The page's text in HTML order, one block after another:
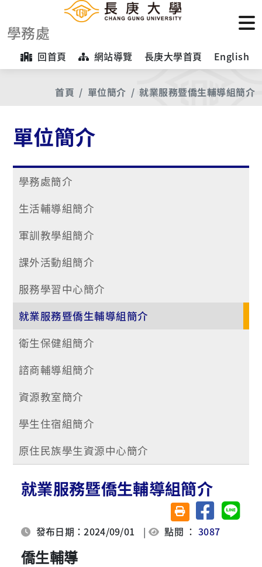
學務處
回首頁 網站導覽 長庚大學首頁 English
首頁 單位簡介 就業服務暨僑生輔導組簡介
單位簡介
學務處簡介
生活輔導組簡介
軍訓教學組簡介
課外活動組簡介
服務學習中心簡介
就業服務暨僑生輔導組簡介
衛生保健組簡介
諮商輔導組簡介
資源教室簡介
學生住宿組簡介
原住民族學生資源中心簡介
就業服務暨僑生輔導組簡介
友善列印(另開視窗)
分享至臉書分享
發布日期：2024/09/01 | 點閱 ：3087
僑生輔導